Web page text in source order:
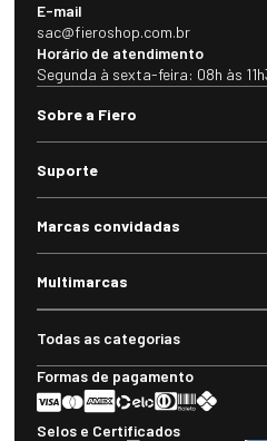
E-mail
sac@fieroshop.com.br
Horário de atendimento
Segunda à sexta-feira: 08h às
Sobre a Fiero
Suporte
Marcas convidadas
Multimarcas
Todas as categorias
Formas de pagamento
Selos e Certificados